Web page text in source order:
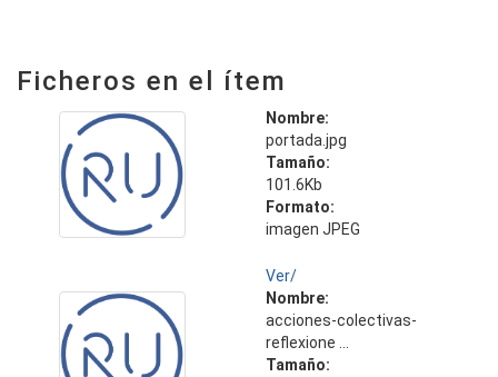
Ficheros en el ítem
Nombre:
portada.jpg
Tamaño:
101.6Kb
Formato:
imagen JPEG
Ver/
Nombre:
acciones-colectivas-
reflexione ...
Tamaño: